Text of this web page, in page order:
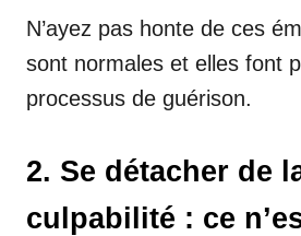
N’ayez pas honte de ces
sont normales et elles font
processus de guérison.
2. Se détacher de
culpabilité : ce